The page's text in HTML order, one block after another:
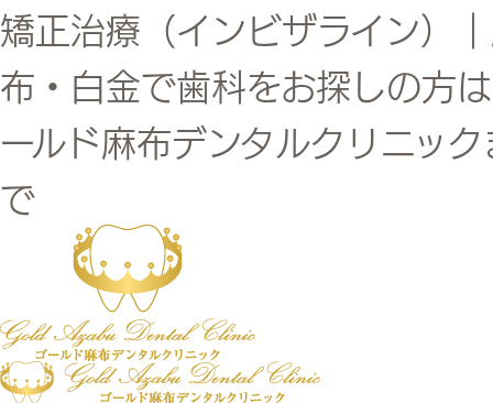
矯正治療（インビザライン）
布・白金で歯科をお探しの方
ールド麻布デンタルクリニッ
で